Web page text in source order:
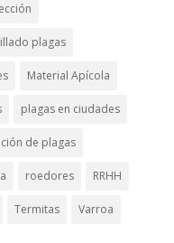
plagas
Material Apícola
plagas en ciudades
de plagas
roedores RRHH
Termitas Varroa